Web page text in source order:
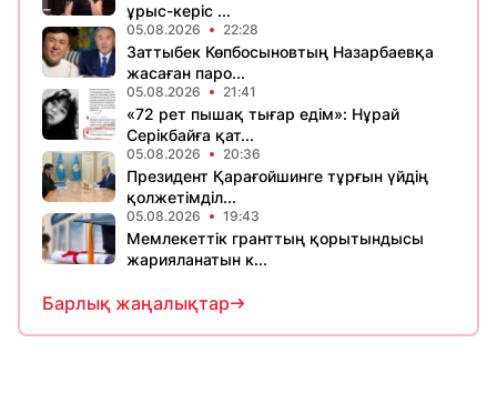
ұрыс-керіс ...
05.08.2026 22:28
Заттыбек Көпбосыновтың Назарбаевқа
жасаған паро...
05.08.2026 21:41
«72 рет пышақ тығар едім»: Нұрай
Серікбайға қат...
05.08.2026 20:36
Президент Қарағойшинге тұрғын үйдің
қолжетімділ...
05.08.2026 19:43
Мемлекеттік гранттың қорытындысы
жарияланатын к...
Барлық жаңалықтар